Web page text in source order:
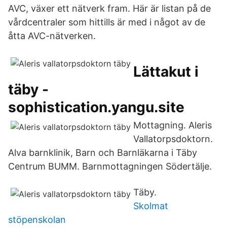
AVC, växer ett nätverk fram. Här är listan på de
vårdcentraler som hittills är med i något av de
åtta AVC-nätverken.
Lättakut i
täby -
sophistication.yangu.site
Mottagning. Aleris
Vallatorpsdoktorn.
Alva barnklinik, Barn och Barnläkarna i Täby
Centrum BUMM. Barnmottagningen Södertälje.
Täby.
Skolmat
stöpenskolan